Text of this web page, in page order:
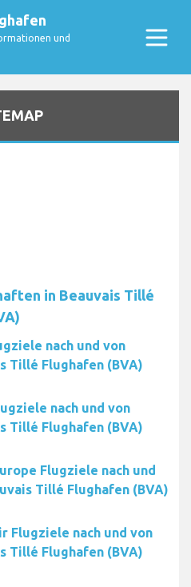
und
in Beauvais Tillé
nach und von
Tillé Flughafen (BVA)
nach und von
Tillé Flughafen (BVA)
Flugziele nach und
Tillé Flughafen (BVA)
Flugziele nach und von
Tillé Flughafen (BVA)